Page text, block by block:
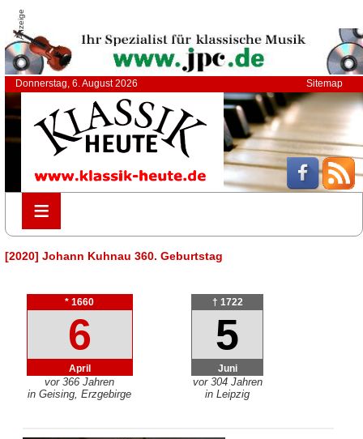
Anzeige
Donnerstag, 6. August 2026 Sitemap
≡
≡
[2020] Johann Kuhnau 360. Geburtstag
* 1660
6
April
vor 366 Jahren
in Geising, Erzgebirge
† 1722
5
Juni
vor 304 Jahren
in Leipzig